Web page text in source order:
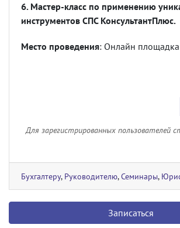
6. Мастер-класс по применению
инструментов СПС КонсультантПлюс.
Место проведения: Онлайн площадка
Для зарегистрированных пользователей
Бухгалтеру, Руководителю,Семинары,
Записаться